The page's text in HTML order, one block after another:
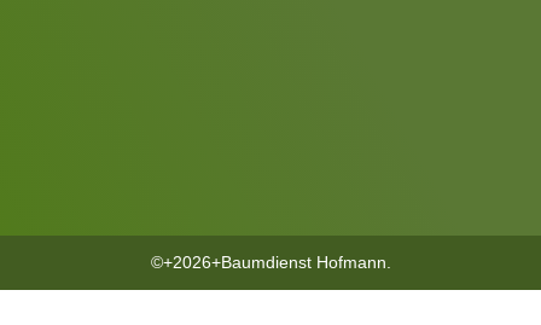
©+2026+Baumdienst Hofmann.